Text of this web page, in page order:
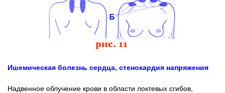
Ишемическая болезнь сердца, стенокардия напряжения
Надвенное облучение крови в области локтевых сгибов,